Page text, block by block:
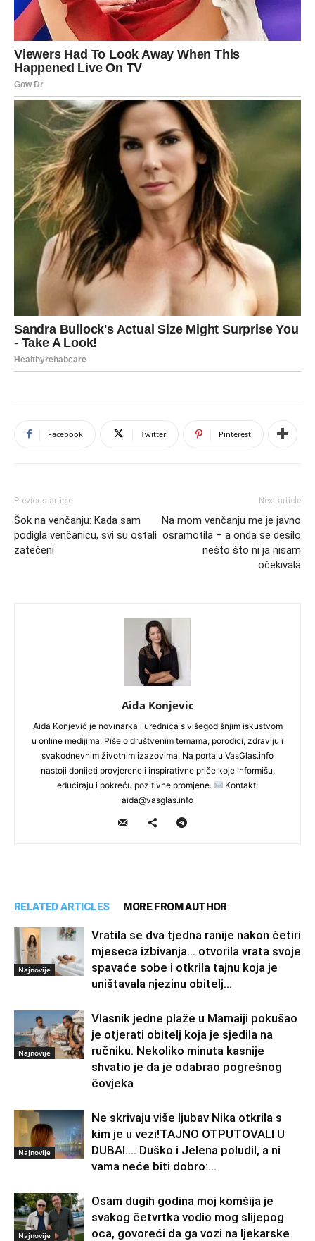
Facebook Twitter Pinterest
Previous article
Šok na venčanju: Kada sam
podigla venčanicu, svi su ostali
zatečeni
Next article
Na mom venčanju me je javno
osramotila – a onda se desilo
nešto što ni ja nisam
očekivala
Aida Konjevic
Aida Konjević je novinarka i urednica s višegodišnjim iskustvom
u online medijima. Piše o društvenim temama, porodici, zdravlju i
svakodnevnim životnim izazovima. Na portalu VasGlas.info
nastoji donijeti provjerene i inspirativne priče koje informišu,
educiraju i pokreću pozitivne promjene.
Kontakt:
aida@vasglas.info
RELATED ARTICLES MORE FROM AUTHOR
Najnovije
Vratila se dva tjedna ranije nakon četiri
mjeseca izbivanja… otvorila vrata svoje
spavaće sobe i otkrila tajnu koja je
uništavala njezinu obitelj…
Najnovije
Vlasnik jedne plaže u Mamaiji pokušao
je otjerati obitelj koja je sjedila na
ručniku. Nekoliko minuta kasnije
shvatio je da je odabrao pogrešnog
čovjeka
Najnovije
Ne skrivaju više ljubav Nika otkrila s
kim je u vezi!TAJNO OTPUTOVALI U
DUBAI…. Duško i Jelena poludil, a ni
vama neće biti dobro:...
Najnovije
Osam dugih godina moj komšija je
svakog četvrtka vodio mog slijepog
oca, govoreći da ga vozi na ljekarske